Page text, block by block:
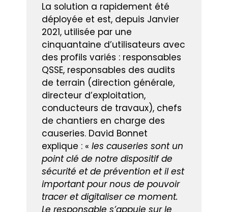
La solution a rapidement été
déployée et est, depuis Janvier
2021, utilisée par une
cinquantaine d’utilisateurs avec
des profils variés : responsables
QSSE, responsables des audits
de terrain (direction générale,
directeur d’exploitation,
conducteurs de travaux), chefs
de chantiers en charge des
causeries. David Bonnet
explique : «les causeries sont un
point clé de notre dispositif de
sécurité et de prévention et il est
important pour nous de pouvoir
tracer et digitaliser ce moment.
Le responsable s’appuie sur le